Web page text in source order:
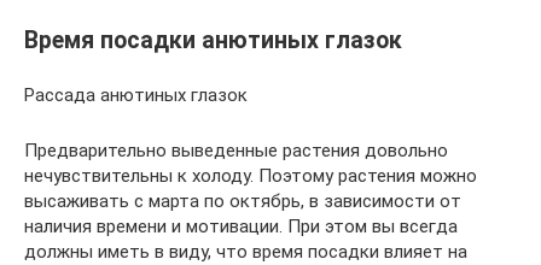
Время посадки анютиных глазок
Рассада анютиных глазок
Предварительно выведенные растения довольно
нечувствительны к холоду. Поэтому растения можно
высаживать с марта по октябрь, в зависимости от
наличия времени и мотивации. При этом вы всегда
должны иметь в виду, что время посадки влияет на